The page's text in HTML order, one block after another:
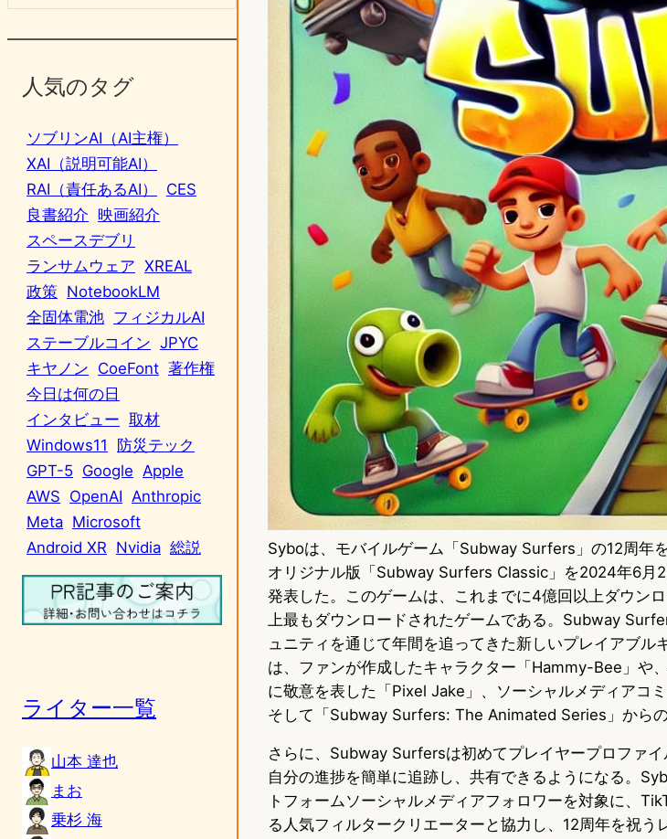
人気のタグ
ソブリンAI（AI主権）
XAI（説明可能AI）
RAI（責任あるAI）
CES
良書紹介 映画紹介
スペースデブリ
ランサムウェア XREAL
政策 NotebookLM
全固体電池 フィジカルAI
ステーブルコイン JPYC
キヤノン CoeFont 著作権
今日は何の日
インタビュー 取材
Windows11
防災テック
GPT-5 Google Apple
AWS OpenAI Anthropic
Meta Microsoft
Android XR Nvidia 総説
ライター一覧
山本 達也
まお
乗杉 海
Syboは、モバイルゲーム「Subway Surfers」の12周年
オリジナル版「Subway Surfers Classic」を2024年6月
発表した。このゲームは、これまでに4億回以上ダウン
上最もダウンロードされたゲームである。Subway
ュニティを通じて年間を追ってきた新しいプレイアブル
は、ファンが作成したキャラクター「Hammy-Bee」や
に敬意を表した「Pixel Jake」、ソーシャルメディアコ
そして「Subway Surfers: The Animated Series」から
さらに、Subway Surfersは初めてプレイヤープロファ
自分の進捗を簡単に追跡し、共有できるようになる。
トフォームソーシャルメディアフォロワーを対象に、
る人気フィルタークリエーターと協力し、12周年を祝